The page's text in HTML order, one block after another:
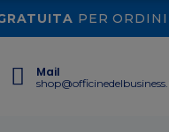
PER
Mail